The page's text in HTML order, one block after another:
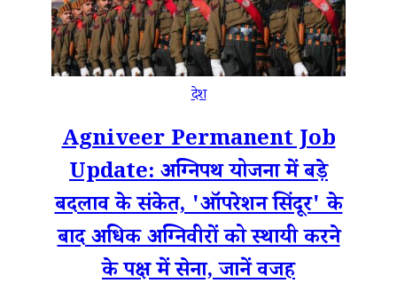
देश
Agniveer Permanent Job
Update: अग्निपथ योजना में बड़े
बदलाव के संकेत, 'ऑपरेशन सिंदूर' के
बाद अधिक अग्निवीरों को स्थायी करने
के पक्ष में सेना, जानें वजह